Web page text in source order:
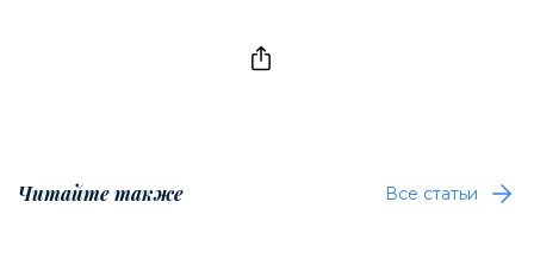
Читайте также Все статьи